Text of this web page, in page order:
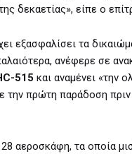
δεκαετίας», είπε ο
εξασφαλίσει τα
ανέφερε σε
515 και αναμένει «την
πρώτη παράδοση
αεροσκάφη, τα οποία